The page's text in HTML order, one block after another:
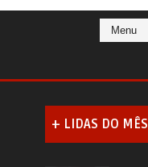
+ LIDAS DO MÊS